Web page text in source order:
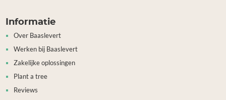
Informatie
Over Baaslevert
Werken bij Baaslevert
Zakelijke oplossingen
Plant a tree
Reviews